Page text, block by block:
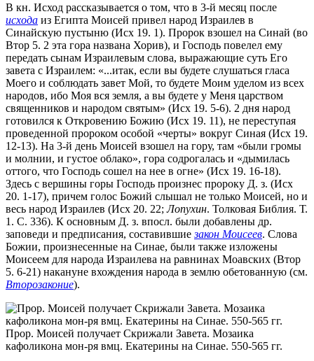
В кн. Исход рассказывается о том, что в 3-й месяц после
исхода из Египта Моисей привел народ Израилев в
Синайскую пустыню (Исх 19. 1). Пророк взошел на Синай (во
Втор 5. 2 эта гора названа Хорив), и Господь повелел ему
передать сынам Израилевым слова, выражающие суть Его
завета с Израилем: «...итак, если вы будете слушаться гласа
Моего и соблюдать завет Мой, то будете Моим уделом из всех
народов, ибо Моя вся земля, а вы будете у Меня царством
священников и народом святым» (Исх 19. 5-6). 2 дня народ
готовился к Откровению Божию (Исх 19. 11), не переступая
проведенной пророком особой «черты» вокруг Синая (Исх 19.
12-13). На 3-й день Моисей взошел на гору, там «были громы
и молнии, и густое облако», гора содрогалась и «дымилась
оттого, что Господь сошел на нее в огне» (Исх 19. 16-18).
Здесь с вершины горы Господь произнес пророку Д. з. (Исх
20. 1-17), причем голос Божий слышал не только Моисей, но и
весь народ Израилев (Исх 20. 22;Лопухин. Толковая Библия. Т.
1. С. 336). К основным Д. з. впосл. были добавлены др.
заповеди и предписания, составившиезакон Моисеев. Слова
Божии, произнесенные на Синае, были также изложены
Моисеем для народа Израилева на равнинах Моавских (Втор
5. 6-21) накануне вхождения народа в землю обетованную (см.
Второзаконие).
Прор. Моисей получает Скрижали Завета. Мозаика
кафоликона мон-ря вмц. Екатерины на Синае. 550-565 гг.